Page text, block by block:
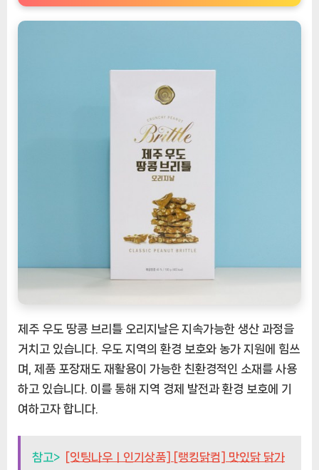
제주 우도 땅콩 브리틀 오리지날은 지속가능한 생산 과정을
거치고 있습니다. 우도 지역의 환경 보호와 농가 지원에 힘쓰
며, 제품 포장재도 재활용이 가능한 친환경적인 소재를 사용
하고 있습니다. 이를 통해 지역 경제 발전과 환경 보호에 기
여하고자 합니다.
참고> [잇팅나우ㅣ인기상품] [랭킹닭컴] 맛있닭 닭가